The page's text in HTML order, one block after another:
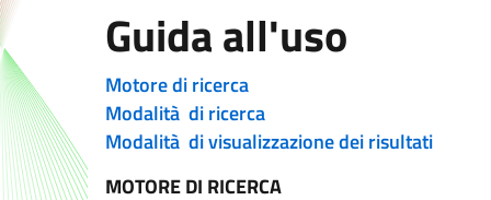
Guida all'uso
Motore di ricerca
Modalità di ricerca
Modalità di visualizzazione dei risultati
MOTORE DI RICERCA